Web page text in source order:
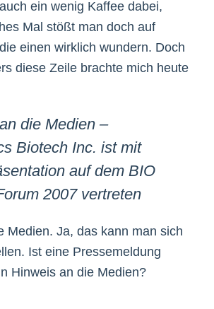
ein wenig Kaffee dabei,
Mal stößt man doch auf
einen wirklich wundern. Doch
diese Zeile brachte mich heute
die Medien –
Biotech Inc. ist mit
auf dem BIO
2007 vertreten
Medien. Ja, das kann man sich
Ist eine Pressemeldung
Hinweis an die Medien?